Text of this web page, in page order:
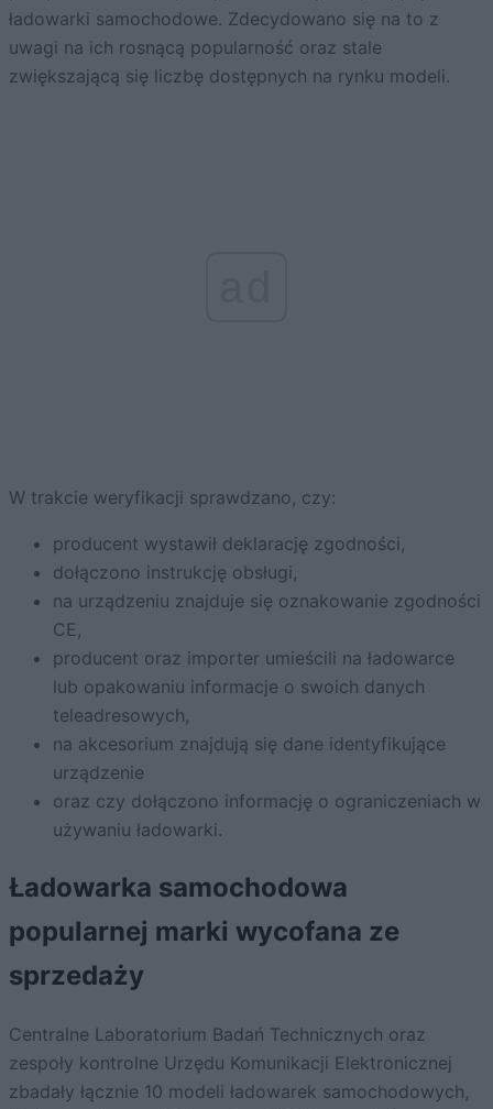
ładowarki samochodowe. Zdecydowano się na to z
uwagi na ich rosnącą popularność oraz stale
zwiększającą się liczbę dostępnych na rynku modeli.
W trakcie weryfikacji sprawdzano, czy:
producent wystawił deklarację zgodności,
dołączono instrukcję obsługi,
na urządzeniu znajduje się oznakowanie zgodności
CE,
producent oraz importer umieścili na ładowarce
lub opakowaniu informacje o swoich danych
teleadresowych,
na akcesorium znajdują się dane identyfikujące
urządzenie
oraz czy dołączono informację o ograniczeniach w
używaniu ładowarki.
Ładowarka samochodowa
popularnej marki wycofana ze
sprzedaży
Centralne Laboratorium Badań Technicznych oraz
zespoły kontrolne Urzędu Komunikacji Elektronicznej
zbadały łącznie 10 modeli ładowarek samochodowych,